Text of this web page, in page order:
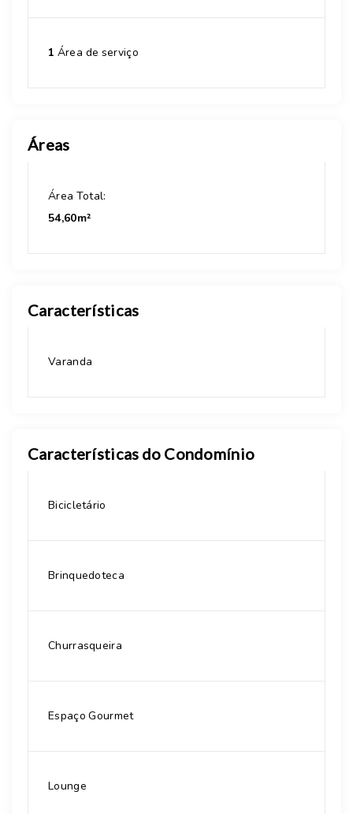
1 Área de serviço
Áreas
Área Total:
54,60m²
Características
Varanda
Características do Condomínio
Bicicletário
Brinquedoteca
Churrasqueira
Espaço Gourmet
Lounge